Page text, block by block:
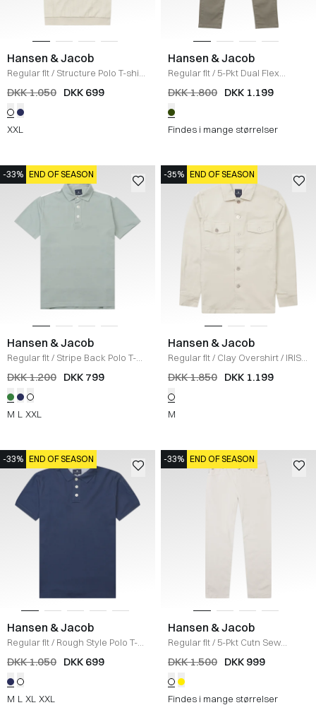
Hansen & Jacob
Regular fit/ Structure Polo T-shirt
/OFF WHITE
DKK 1.050 DKK 699
XXL
Hansen & Jacob
Regular fit/ 5-Pkt Dual Flex
Bukser / KHAKI GREEN
DKK 1.800 DKK 1.199
Findes i mange størrelser
-33% END OF SEASON
Hansen & Jacob
Regular fit/ Stripe Back Polo T-
shirt
GREEN
DKK 1.200 DKK 799
M L XXL
-35% END OF SEASON
Hansen & Jacob
Regular fit/ Clay Overshirt/ IRISH
WHITE
DKK 1.850 DKK 1.199
M
-33% END OF SEASON
Hansen & Jacob
Regular fit/ Rough Style Polo T-
shirt
BLUE
DKK 1.050 DKK 699
M L XL XXL
-33% END OF SEASON
Hansen & Jacob
Regular fit/ 5-Pkt Cutn Sew
Bukser / IRISH WHITE
DKK 1.500 DKK 999
Findes i mange størrelser